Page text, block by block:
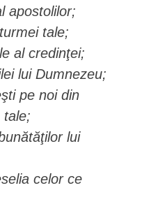
apostolilor;
tale;
al credinţei;
lui Dumnezeu;
pe noi din
tale;
lui
celor ce